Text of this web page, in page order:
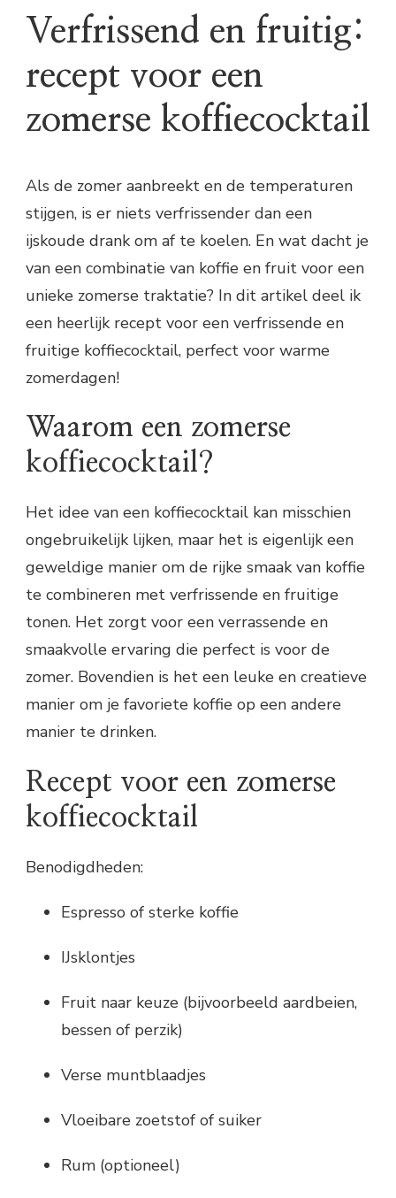
Verfrissend en fruitig:
recept voor een
zomerse koffiecocktail
Als de zomer aanbreekt en de temperaturen
stijgen, is er niets verfrissender dan een
ijskoude drank om af te koelen. En wat dacht je
van een combinatie van koffie en fruit voor een
unieke zomerse traktatie? In dit artikel deel ik
een heerlijk recept voor een verfrissende en
fruitige koffiecocktail, perfect voor warme
zomerdagen!
Waarom een zomerse
koffiecocktail?
Het idee van een koffiecocktail kan misschien
ongebruikelijk lijken, maar het is eigenlijk een
geweldige manier om de rijke smaak van koffie
te combineren met verfrissende en fruitige
tonen. Het zorgt voor een verrassende en
smaakvolle ervaring die perfect is voor de
zomer. Bovendien is het een leuke en creatieve
manier om je favoriete koffie op een andere
manier te drinken.
Recept voor een zomerse
koffiecocktail
Benodigdheden:
Espresso of sterke koffie
IJsklontjes
Fruit naar keuze (bijvoorbeeld aardbeien,
bessen of perzik)
Verse muntblaadjes
Vloeibare zoetstof of suiker
Rum (optioneel)